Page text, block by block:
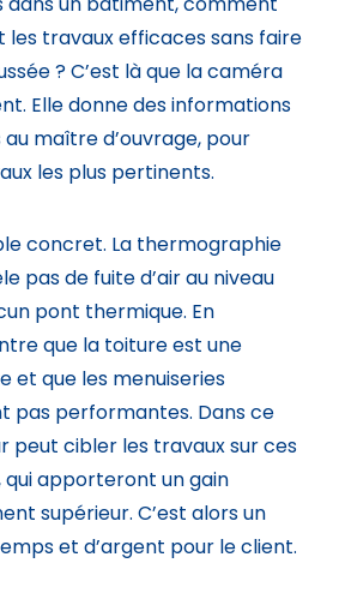
les travaux efficaces sans faire
? C’est là que la caméra
Elle donne des informations
maître d’ouvrage, pour
les plus pertinents.
concret. La thermographie
pas de fuite d’air au niveau
pont thermique. En
que la toiture est une
et que les menuiseries
pas performantes. Dans ce
peut cibler les travaux sur ces
qui apporteront un gain
supérieur. C’est alors un
et d’argent pour le client.